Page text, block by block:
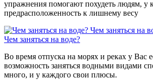
упражнения помогают похудеть людям, у
предрасположенность к лишнему весу
Чем заняться на
Чем заняться на воде?
Во время отпуска на морях и реках у Вас
возможность заняться водными видами
много, и у каждого свои плюсы.